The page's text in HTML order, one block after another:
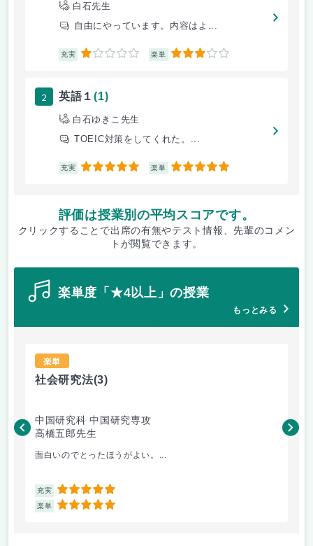
白石先生
自由にやっています。内容はよ...
充実 1 楽単 3
2 英語１(1)
白石ゆきこ先生
TOEIC対策をしてくれた。...
充実 5 楽単 5
評価は授業別の平均スコアです。
クリックすることで出席の有無やテスト情報、先輩のコメン
トが閲覧できます。
楽単度「★4以上」の授業
もっとみる
楽単
社会研究法(3)
中国研究科 中国研究専攻
高橋五郎先生
面白いのでとったほうがよい。...
充実 5
楽単 5
木